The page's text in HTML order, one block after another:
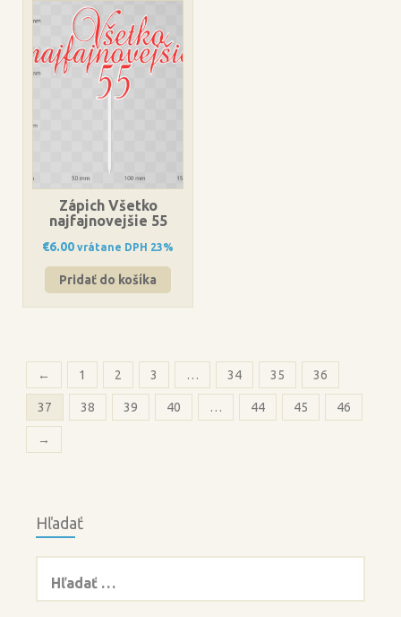
Zápich Všetko
najfajnovejšie 55
€6.00 vrátane DPH 23%
Pridať do košíka
← 1 2 3 … 34 35 36
37 38 39 40 … 44 45 46
→
Hľadať